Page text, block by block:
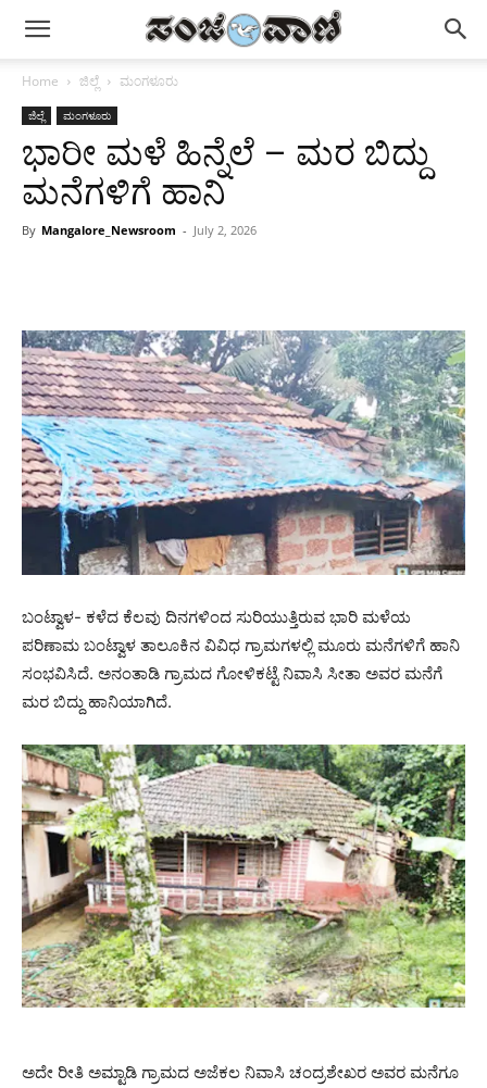
Home ಜಿಲ್ಲೆ ಮಂಗಳೂರು
ಜಿಲ್ಲೆ ಮಂಗಳೂರು
ಭಾರೀ ಮಳೆ ಹಿನ್ನೆಲೆ – ಮರ ಬಿದ್ದು
ಮನೆಗಳಿಗೆ ಹಾನಿ
By Mangalore_Newsroom - July 2, 2026
ಬಂಟ್ವಾಳ- ಕಳೆದ ಕೆಲವು ದಿನಗಳಿಂದ ಸುರಿಯುತ್ತಿರುವ ಭಾರಿ ಮಳೆಯ
ಪರಿಣಾಮ ಬಂಟ್ವಾಳ ತಾಲೂಕಿನ ವಿವಿಧ ಗ್ರಾಮಗಳಲ್ಲಿ ಮೂರು ಮನೆಗಳಿಗೆ ಹಾನಿ
ಸಂಭವಿಸಿದೆ. ಅನಂತಾಡಿ ಗ್ರಾಮದ ಗೋಳಿಕಟ್ಟೆ ನಿವಾಸಿ ಸೀತಾ ಅವರ ಮನೆಗೆ
ಮರ ಬಿದ್ದು ಹಾನಿಯಾಗಿದೆ.
ಅದೇ ರೀತಿ ಅಮ್ಟಾಡಿ ಗ್ರಾಮದ ಅಜೆಕಲ ನಿವಾಸಿ ಚಂದ್ರಶೇಖರ ಅವರ ಮನೆಗೂ